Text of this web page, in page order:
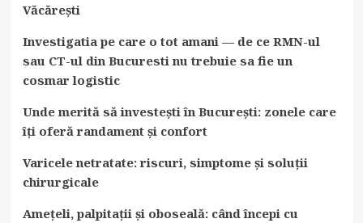
Văcărești
Investigatia pe care o tot amani — de ce RMN-ul
sau CT-ul din Bucuresti nu trebuie sa fie un
cosmar logistic
Unde merită să investești în București: zonele care
îți oferă randament și confort
Varicele netratate: riscuri, simptome și soluții
chirurgicale
Amețeli, palpitații și oboseală: când începi cu